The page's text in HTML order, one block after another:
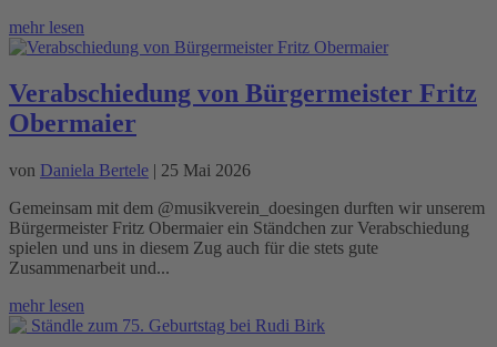
mehr lesen
Verabschiedung von Bürgermeister Fritz
Obermaier
von Daniela Bertele | 25 Mai 2026
Gemeinsam mit dem @musikverein_doesingen durften wir unserem
Bürgermeister Fritz Obermaier ein Ständchen zur Verabschiedung
spielen und uns in diesem Zug auch für die stets gute
Zusammenarbeit und...
mehr lesen